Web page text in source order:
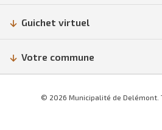
Guichet virtuel
Votre commune
© 2026 Municipalité de Delémont.